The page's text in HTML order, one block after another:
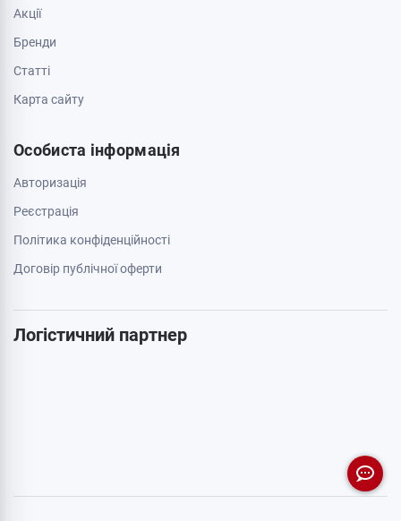
Акції
Бренди
Cтатті
Карта сайту
Особиста інформація
Авторизація
Реєстрація
Політика конфіденційності
Договір публічної оферти
Логістичний партнер